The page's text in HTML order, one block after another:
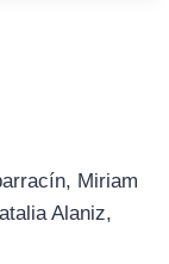
Miriam
Alaniz,